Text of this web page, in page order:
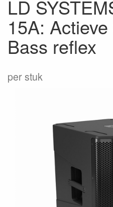
LD
15A:
Bass reflex
per stuk